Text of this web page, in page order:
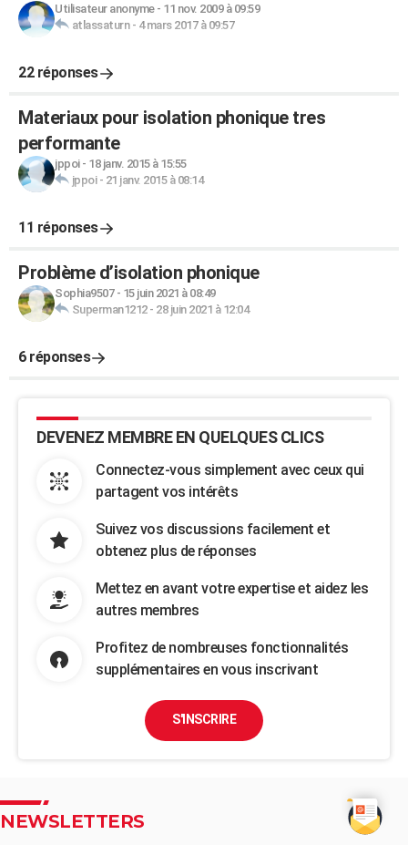
Utilisateur anonyme- 11 nov. 2009 à 09:59
atlassaturn- 4 mars 2017 à 09:57
22 réponses
Materiaux pour isolation phonique tres
performante
jppoi- 18 janv. 2015 à 15:55
jppoi- 21 janv. 2015 à 08:14
11 réponses
Problème d’isolation phonique
Sophia9507- 15 juin 2021 à 08:49
Superman1212- 28 juin 2021 à 12:04
6 réponses
DEVENEZ MEMBRE EN QUELQUES CLICS
Connectez-vous simplement avec ceux qui
partagent vos intérêts
Suivez vos discussions facilement et
obtenez plus de réponses
Mettez en avant votre expertise et aidez les
autres membres
Profitez de nombreuses fonctionnalités
supplémentaires en vous inscrivant
S'INSCRIRE
NEWSLETTERS